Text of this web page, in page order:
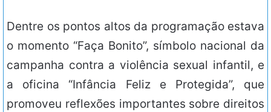
Dentre os pontos altos da programação estava
o momento “Faça Bonito”, símbolo nacional da
campanha contra a violência sexual infantil, e
a oficina “Infância Feliz e Protegida”, que
promoveu reflexões importantes sobre direitos